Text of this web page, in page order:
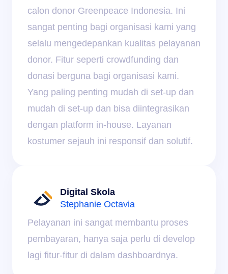
calon donor Greenpeace Indonesia. Ini
sangat penting bagi organisasi kami yang
selalu mengedepankan kualitas pelayanan
donor. Fitur seperti crowdfunding dan
donasi berguna bagi organisasi kami.
Yang paling penting mudah di set-up dan
mudah di set-up dan bisa diintegrasikan
dengan platform in-house. Layanan
kostumer sejauh ini responsif dan solutif.
Digital Skola
Stephanie Octavia
Pelayanan ini sangat membantu proses
pembayaran, hanya saja perlu di develop
lagi fitur-fitur di dalam dashboardnya.